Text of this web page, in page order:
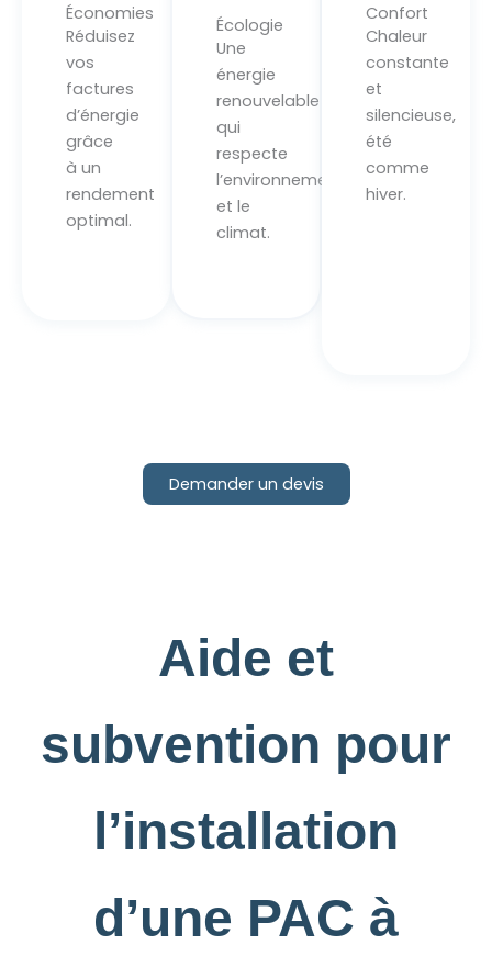
Économies
Réduisez
vos
factures
d’énergie
grâce
à un
rendement
optimal.
Écologie
Une
énergie
renouvelable
qui
respecte
l’environnement
et le
climat.
Confort
Chaleur
constante
et
silencieuse,
été
comme
hiver.
Demander un devis
Aide et
subvention pour
l’installation
d’une PAC à